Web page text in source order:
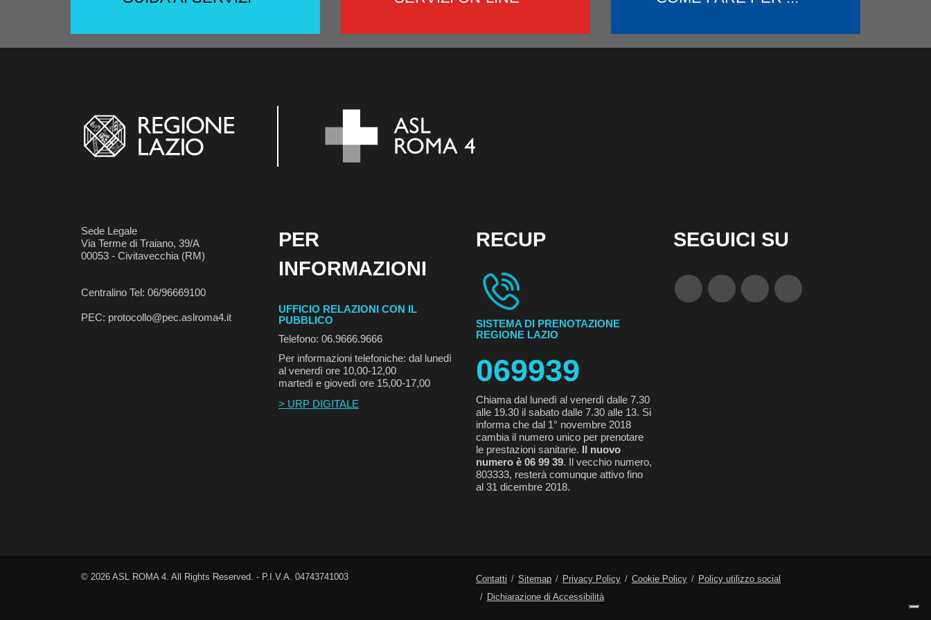
Sede Legale
Via Terme di Traiano, 39/A
00053 - Civitavecchia (RM)
Centralino Tel: 06/96669100
PEC: protocollo@pec.aslroma4.it
PER
INFORMAZIONI
UFFICIO RELAZIONI CON IL
PUBBLICO
Telefono: 06.9666.9666
Per informazioni telefoniche: dal lunedì
al venerdì ore 10,00-12,00
martedì e giovedì ore 15,00-17,00
> URP DIGITALE
RECUP
SISTEMA DI PRENOTAZIONE
REGIONE LAZIO
069939
Chiama dal lunedì al venerdì dalle 7.30
alle 19.30 il sabato dalle 7.30 alle 13. Si
informa che dal 1° novembre 2018
cambia il numero unico per prenotare
le prestazioni sanitarie. Il nuovo
numero è 06 99 39. Il vecchio numero,
803333, resterà comunque attivo fino
al 31 dicembre 2018.
SEGUICI SU
© 2026 ASL ROMA 4. All Rights Reserved. - P.I.V.A. 04743741003 Contatti Sitemap Privacy Policy Cookie Policy
Policy utilizzo social
Dichiarazione di Accessibilità